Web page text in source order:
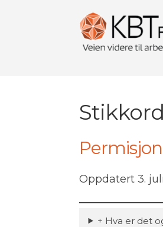
Oppdatert 3.
+ Hva er det